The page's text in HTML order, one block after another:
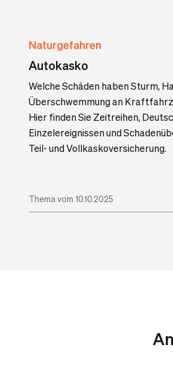
Naturgefahren
Autokasko
Welche Schäden haben Sturm,
Überschwemmung an
Hier finden Sie Zeitreihen,
Einzelereignissen und
Teil- und Vollkaskoversicherung.
Thema vom 10.10.2025